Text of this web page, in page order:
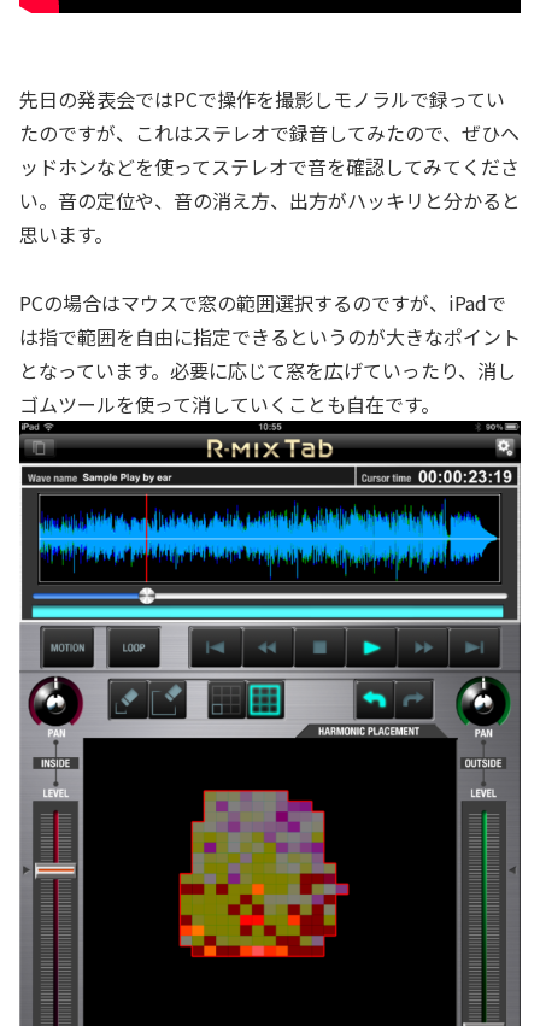
先日の発表会ではPCで操作を撮影しモノラルで録ってい
たのですが、これはステレオで録音してみたので、ぜひヘ
ッドホンなどを使ってステレオで音を確認してみてくださ
い。音の定位や、音の消え方、出方がハッキリと分かると
思います。
PCの場合はマウスで窓の範囲選択するのですが、iPadで
は指で範囲を自由に指定できるというのが大きなポイント
となっています。必要に応じて窓を広げていったり、消し
ゴムツールを使って消していくことも自在です。